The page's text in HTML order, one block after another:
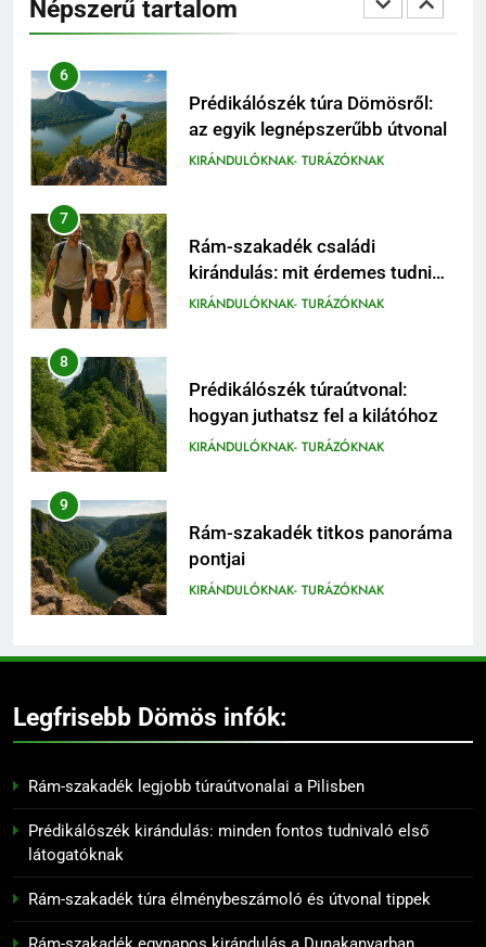
Népszerű tartalom
panorámája
KIRÁNDULÓKNAK- TURÁZÓKNAK
6
Prédikálószék túra Dömösről:
az egyik legnépszerűbb útvonal
KIRÁNDULÓKNAK- TURÁZÓKNAK
7
Rám-szakadék családi
kirándulás: mit érdemes tudni
előtte
KIRÁNDULÓKNAK- TURÁZÓKNAK
8
Prédikálószék túraútvonal:
hogyan juthatsz fel a kilátóhoz
KIRÁNDULÓKNAK- TURÁZÓKNAK
9
Rám-szakadék titkos panoráma
pontjai
KIRÁNDULÓKNAK- TURÁZÓKNAK
KIRÁNDULÓKNAK- TURÁZÓKNAK
11
Prédikálószék látnivalói: mit
Dunakanyar felett
KIRÁNDULÓKNAK- TURÁZÓKNAK
Legfrisebb Dömös infók:
Rám-szakadék legjobb túraútvonalai a Pilisben
Prédikálószék kirándulás: minden fontos tudnivaló első
látogatóknak
Rám-szakadék túra élménybeszámoló és útvonal tippek
Madárles és természetfotózás a
Duna-Ipoly Nemzeti Parkban
KIRÁNDULÓKNAK- TURÁZÓKNAK
137
egyik legizgalmasabb
kirándulóhelye
KIRÁNDULÓKNAK- TURÁZÓKNAK